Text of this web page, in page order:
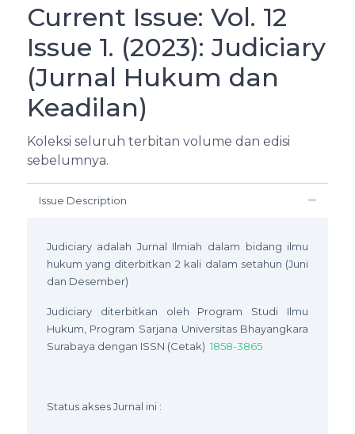
Current Issue: Vol. 12
Issue 1. (2023): Judiciary
(Jurnal Hukum dan
Keadilan)
Koleksi seluruh terbitan volume dan edisi
sebelumnya.
Issue Description
Judiciary adalah Jurnal Ilmiah dalam bidang ilmu
hukum yang diterbitkan 2 kali dalam setahun (Juni
dan Desember)
Judiciary diterbitkan oleh Program Studi Ilmu
Hukum, Program Sarjana Universitas Bhayangkara
Surabaya dengan ISSN (Cetak) 1858-3865
Status akses Jurnal ini :